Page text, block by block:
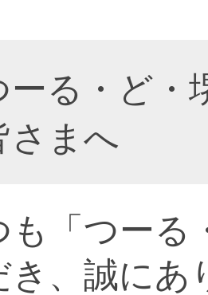
ーる・ど
さまへ
も「つーる
き、誠にあ